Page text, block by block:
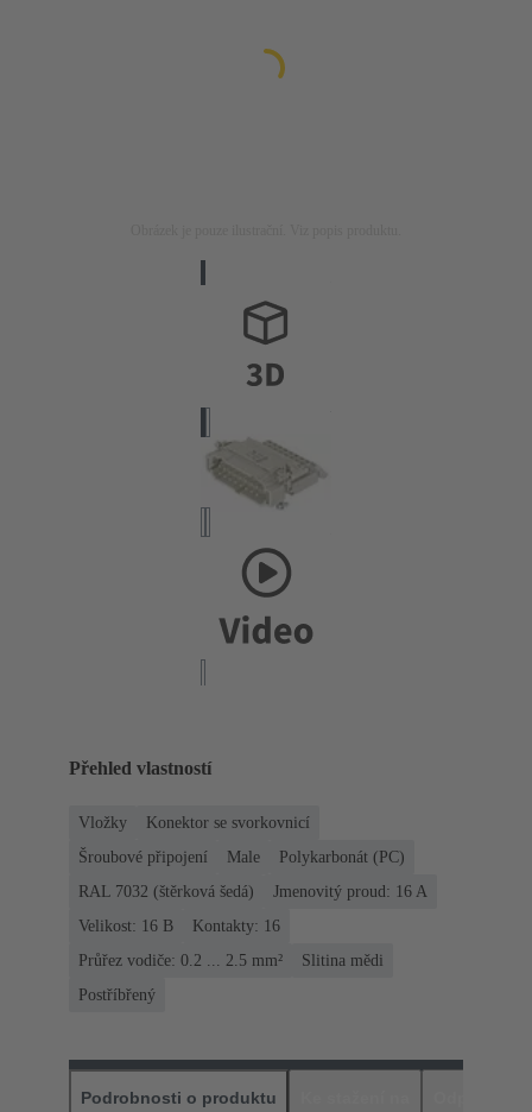
Přehled vlastností
Vložky
Konektor se svorkovnicí
Šroubové připojení
Male
Polykarbonát (PC)
RAL 7032 (štěrková šedá)
Jmenovitý proud: ‌16 A
Velikost: 16 B
Kontakty: 16
Průřez vodiče: 0.2 ... 2.5 mm²
Slitina mědi
Postříbřený
Podrobnosti o produktu